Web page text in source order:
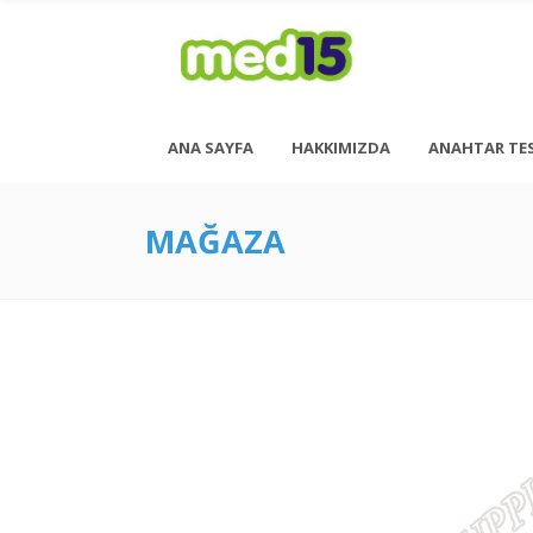
Pazartesi - Cuma 08:00 - 18:00
<h6 style= “font-size: 13px; font-weight: 600;
ANA SAYFA HAKKIMIZDA ANAHTAR
MAĞAZA